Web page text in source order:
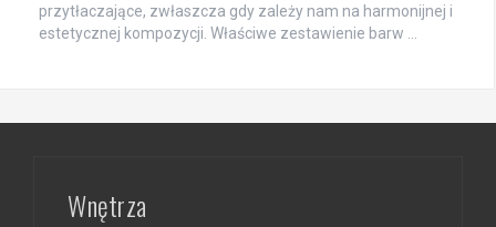
przytłaczające, zwłaszcza gdy zależy nam na harmonijnej i
estetycznej kompozycji. Właściwe zestawienie barw …
Wnętrza